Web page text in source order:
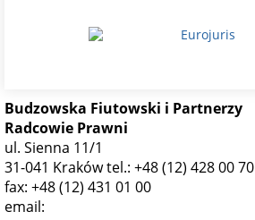
Budzowska Fiutowski i Partnerzy
Radcowie Prawni
ul. Sienna 11/1
31-041 Krakówtel.: +48 (12) 428 00 70
fax: +48 (12) 431 01 00
email: